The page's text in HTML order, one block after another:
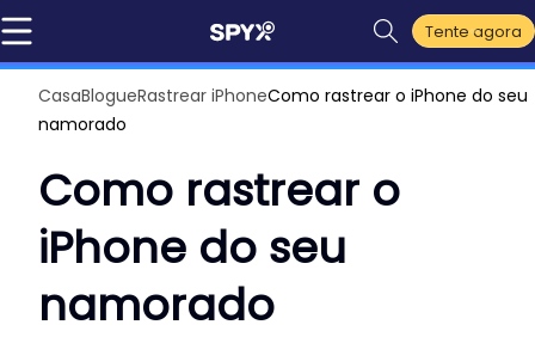
Tente agora
CasaBlogueRastrear iPhoneComo rastrear o iPhone do seu
namorado
Como rastrear o
iPhone do seu
namorado